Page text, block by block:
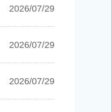
2026/07/29
2026/07/29
2026/07/29